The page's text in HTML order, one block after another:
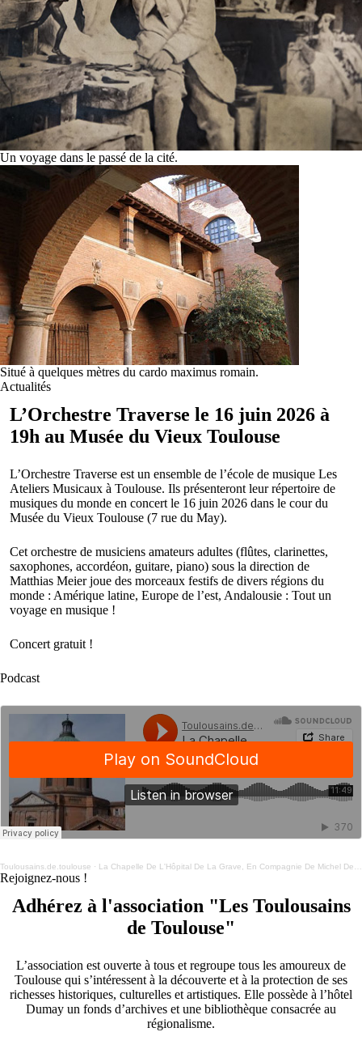
Un voyage dans le passé de la cité.
Situé à quelques mètres du cardo maximus romain.
Actualités
L’Orchestre Traverse le 16 juin 2026 à
19h au Musée du Vieux Toulouse
L’Orchestre Traverse est un ensemble de l’école de musique Les
Ateliers Musicaux à Toulouse. Ils présenteront leur répertoire de
musiques du monde en concert le 16 juin 2026 dans le cour du
Musée du Vieux Toulouse (7 rue du May).
Cet orchestre de musiciens amateurs adultes (flûtes, clarinettes,
saxophones, accordéon, guitare, piano) sous la direction de
Matthias Meier joue des morceaux festifs de divers régions du
monde : Amérique latine, Europe de l’est, Andalousie : Tout un
voyage en musique !
Concert gratuit !
Podcast
Toulousains.de.toulouse · La Chapelle De L'Hôpital De La Grave, En Compagnie De Michel De Rivoyre (2)
Rejoignez-nous !
Adhérez à l'association "Les Toulousains
de Toulouse"
L’association est ouverte à tous et regroupe tous les amoureux de
Toulouse qui s’intéressent à la découverte et à la protection de ses
richesses historiques, culturelles et artistiques. Elle possède à l’hôtel
Dumay un fonds d’archives et une bibliothèque consacrée au
régionalisme.